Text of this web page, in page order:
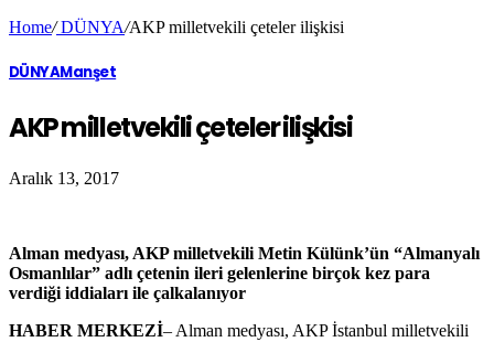
Home/DÜNYA/AKP milletvekili çeteler ilişkisi
DÜNYAManşet
AKP milletvekili çeteler ilişkisi
Aralık 13, 2017
Alman medyası, AKP milletvekili Metin Külünk’ün “Almanyalı
Osmanlılar” adlı çetenin ileri gelenlerine birçok kez para
verdiği iddiaları ile çalkalanıyor
HABER MERKEZİ– Alman medyası, AKP İstanbul milletvekili